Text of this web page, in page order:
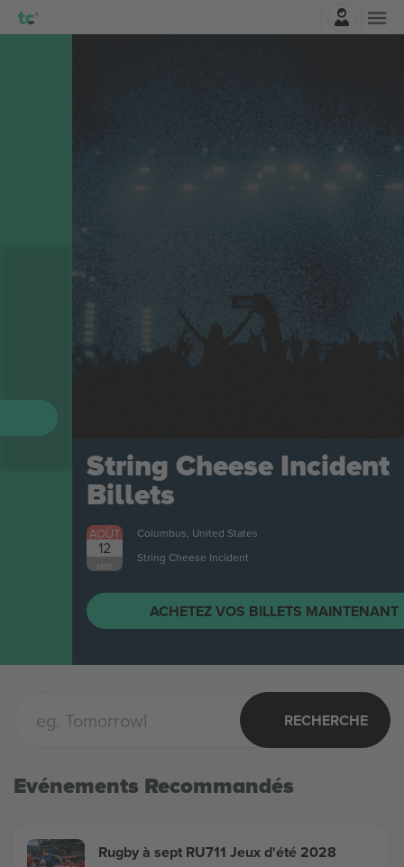
String Cheese Incident
Billets
Columbus, United States
String Cheese Incident
ACHETEZ VOS BILLETS MAINTENANT
RECHERCHE
Evénements Recommandés
Rugby à sept RU711 Jeux d'été 2028